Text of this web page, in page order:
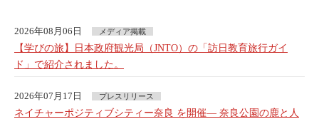
2026年08月06日 メディア掲載
【学びの旅】日本政府観光局（JNTO）の「訪日教育旅行ガイ
ド」で紹介されました。
2026年07月17日 プレスリリース
ネイチャーポジティブシティー奈良 を開催― 奈良公園の鹿と人